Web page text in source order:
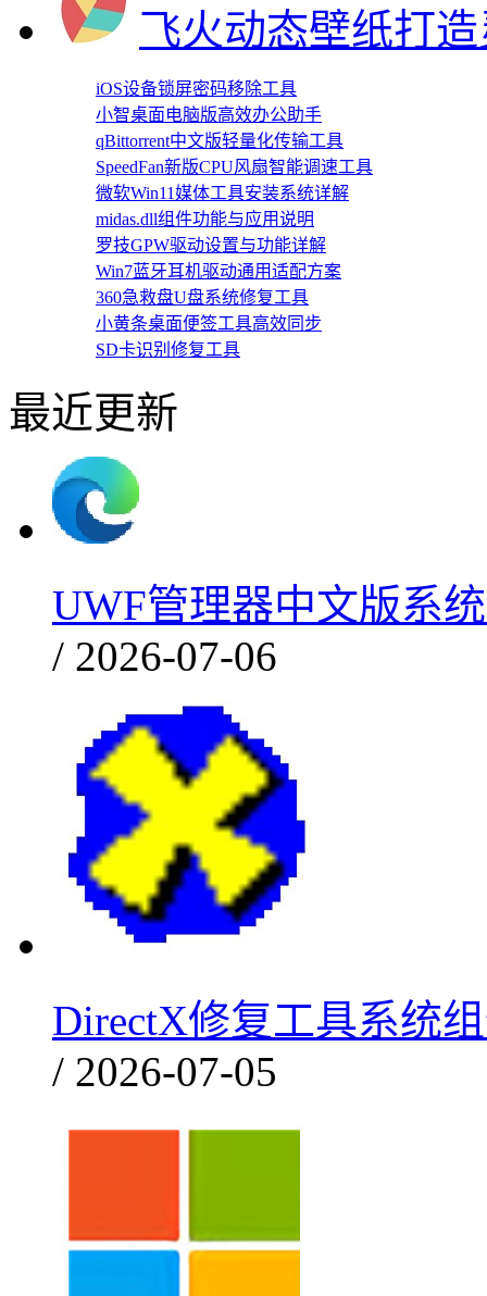
飞火动态壁纸打
iOS设备锁屏密码移除工具
小智桌面电脑版高效办公助手
qBittorrent中文版轻量化传输工具
SpeedFan新版CPU风扇智能调速工具
微软Win11媒体工具安装系统详解
midas.dll组件功能与应用说明
罗技GPW驱动设置与功能详解
Win7蓝牙耳机驱动通用适配方案
360急救盘U盘系统修复工具
小黄条桌面便签工具高效同步
SD卡识别修复工具
最近更新
UWF管理器中文版系
/ 2026-07-06
DirectX修复工具系统
/ 2026-07-05